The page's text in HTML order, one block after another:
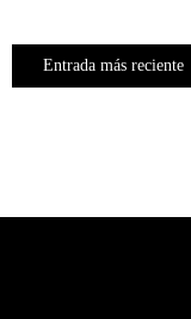
Entrada más reciente